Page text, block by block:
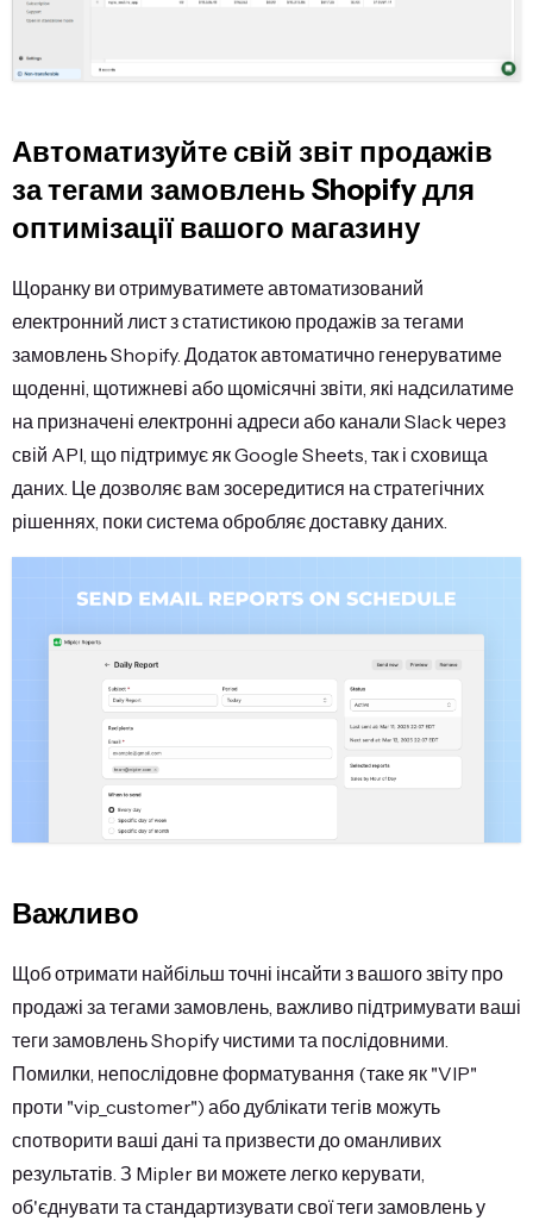
Автоматизуйте свій звіт продажів
за тегами замовлень Shopify для
оптимізації вашого магазину
Щоранку ви отримуватимете автоматизований
електронний лист з статистикою продажів за тегами
замовлень Shopify. Додаток автоматично генеруватиме
щоденні, щотижневі або щомісячні звіти, які надсилатиме
на призначені електронні адреси або канали Slack через
свій API, що підтримує як Google Sheets, так і сховища
даних. Це дозволяє вам зосередитися на стратегічних
рішеннях, поки система обробляє доставку даних.
Важливо
Щоб отримати найбільш точні інсайти з вашого звіту про
продажі за тегами замовлень, важливо підтримувати ваші
теги замовлень Shopify чистими та послідовними.
Помилки, непослідовне форматування (таке як "VIP"
проти "vip_customer") або дублікати тегів можуть
спотворити ваші дані та призвести до оманливих
результатів. З Mipler ви можете легко керувати,
об'єднувати та стандартизувати свої теги замовлень у